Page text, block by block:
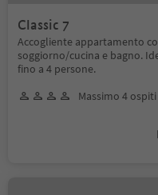
Classic 7
Accogliente appartamento
soggiorno/cucina e bagno.
fino a 4 persone.
Massimo 4 ospiti